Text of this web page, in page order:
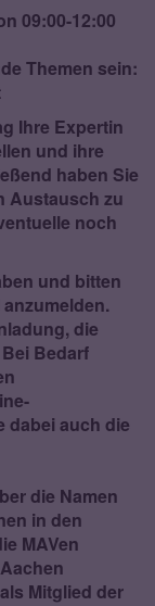
09:00-12:00
Themen sein:
Ihre Expertin
und ihre
haben Sie
Austausch zu
noch
und bitten
die
Bedarf
dabei auch die
die Namen
in den
MAVen
Mitglied der